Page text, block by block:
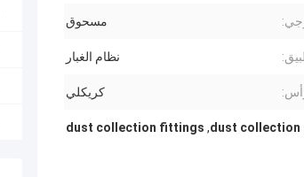
مسحوق
نظام الغبار
كريكلي
dust collection
,
dust collection fittings